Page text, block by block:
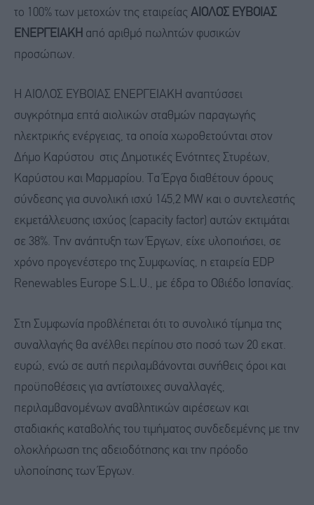
το 100% των μετοχών της εταιρείας ΑΙΟΛΟΣ ΕΥΒΟΙΑΣ
ΕΝΕΡΓΕΙΑΚΗ από αριθμό πωλητών φυσικών
προσώπων.
Η ΑΙΟΛΟΣ ΕΥΒΟΙΑΣ ΕΝΕΡΓΕΙΑΚΗ αναπτύσσει
συγκρότημα επτά αιολικών σταθμών παραγωγής
ηλεκτρικής ενέργειας, τα οποία χωροθετούνται στον
Δήμο Καρύστου στις Δημοτικές Ενότητες Στυρέων,
Καρύστου και Μαρμαρίου. Τα Έργα διαθέτουν όρους
σύνδεσης για συνολική ισχύ 145,2 MW και ο συντελεστής
εκμετάλλευσης ισχύος (capacity factor) αυτών εκτιμάται
σε 38%. Την ανάπτυξη των Έργων, είχε υλοποιήσει, σε
χρόνο προγενέστερο της Συμφωνίας, η εταιρεία EDP
Renewables Europe S.L.U., με έδρα το Οβιέδο Ισπανίας.
Στη Συμφωνία προβλέπεται ότι το συνολικό τίμημα της
συναλλαγής θα ανέλθει περίπου στο ποσό των 20 εκατ.
ευρώ, ενώ σε αυτή περιλαμβάνονται συνήθεις όροι και
προϋποθέσεις για αντίστοιχες συναλλαγές,
περιλαμβανομένων αναβλητικών αιρέσεων και
σταδιακής καταβολής του τιμήματος συνδεδεμένης με την
ολοκλήρωση της αδειοδότησης και την πρόοδο
υλοποίησης των Έργων.